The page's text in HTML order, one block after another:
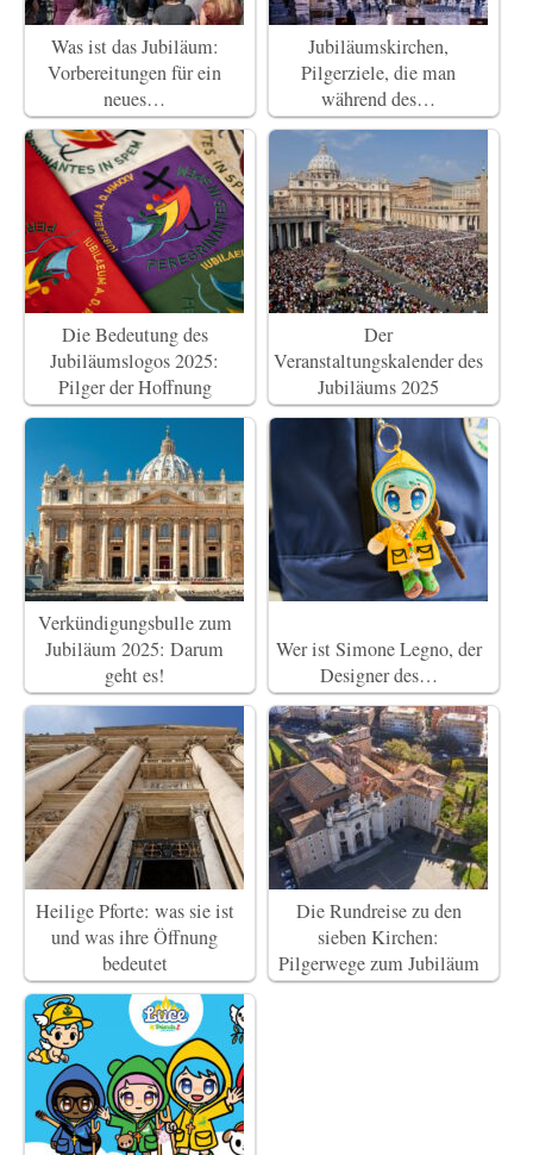
Was ist das Jubiläum:
Vorbereitungen für ein
neues…
Jubiläumskirchen,
Pilgerziele, die man
während des…
Die Bedeutung des
Jubiläumslogos 2025:
Pilger der Hoffnung
Der
Veranstaltungskalender des
Jubiläums 2025
Verkündigungsbulle zum
Jubiläum 2025: Darum
geht es!
Wer ist Simone Legno, der
Designer des…
Heilige Pforte: was sie ist
und was ihre Öffnung
bedeutet
Die Rundreise zu den
sieben Kirchen:
Pilgerwege zum Jubiläum